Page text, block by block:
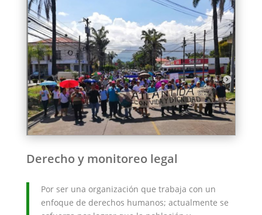
Derecho y monitoreo legal
Por ser una organización que trabaja con un
enfoque de derechos humanos; actualmente se